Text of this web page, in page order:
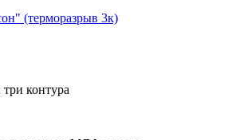
(терморазрыв 3к)
три контура